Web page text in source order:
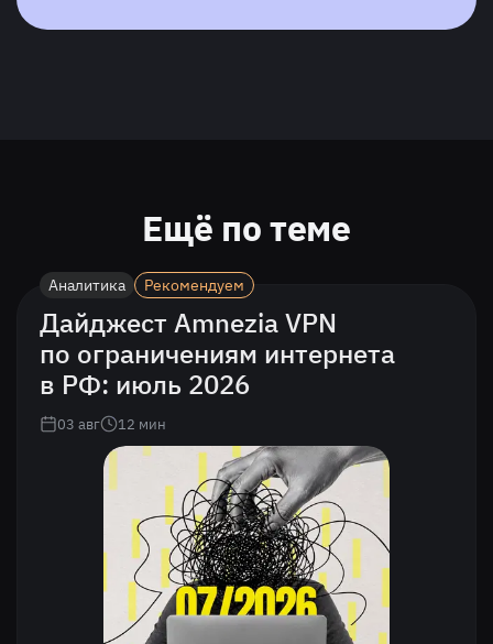
Ещё по теме
Аналитика Рекомендуем
Дайджест Amnezia VPN
по ограничениям интернета
в РФ: июль 2026
03 авг 12 мин